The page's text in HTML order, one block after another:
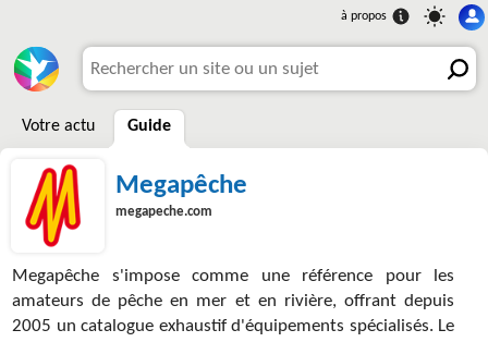
Votre actu Guide
Megapêche
megapeche.com
Megapêche s'impose comme une référence pour les
amateurs de pêche en mer et en rivière, offrant depuis
2005 un catalogue exhaustif d'équipements spécialisés. Le